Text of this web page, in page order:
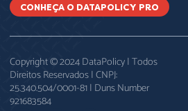
CONHEÇA O DATAPOLICY PRO
Copyright © 2024 DataPolicy | Todos
Direitos Reservados | CNPJ:
25.340.504/0001-81 | Duns Number
921683584